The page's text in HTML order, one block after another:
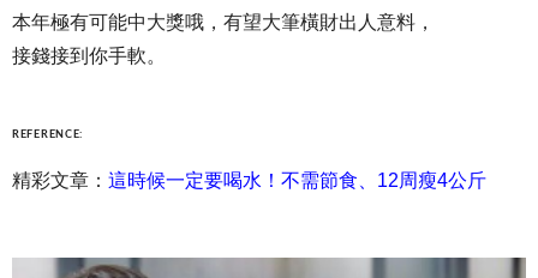
本年極有可能中大獎哦，有望大筆橫財出人意料，
接錢接到你手軟。
REFERENCE:
精彩文章： 這時候一定要喝水！不需節食、12周瘦4公斤